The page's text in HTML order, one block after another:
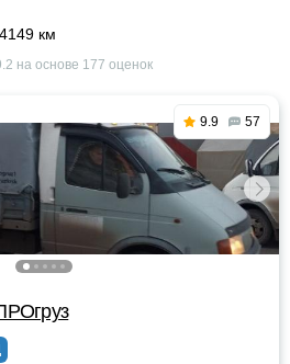
4149 км
на основе 177 оценок
9.9 57